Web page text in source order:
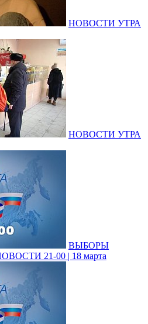
НОВОСТИ УТРА
НОВОСТИ УТРА
ВЫБОРЫ
21-00 | 18 марта